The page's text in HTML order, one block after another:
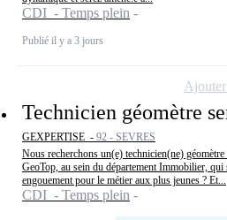
CDI - Temps plein
Publié il y a 3 jours
Technicien géomètre
GEXPERTISE - 92 - SEVRES
Nous recherchons un(e) technicien(ne)
GeoTop, au sein du département Immobilier, qui
engouement pour le métier aux plus jeunes ? Et...
CDI - Temps plein